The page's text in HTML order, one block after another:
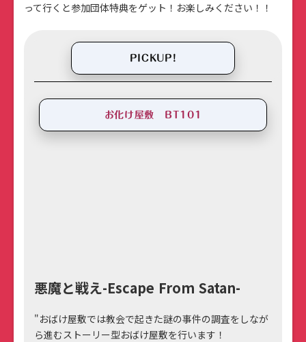
って行くと参加団体特典をゲット！お楽しみください！！
PICKUP!
お化け屋敷 BT101
悪魔と戦え-Escape From Satan-
"おばけ屋敷では教会で起きた謎の事件の調査をしなが
ら進むストーリー型おばけ屋敷を行います！